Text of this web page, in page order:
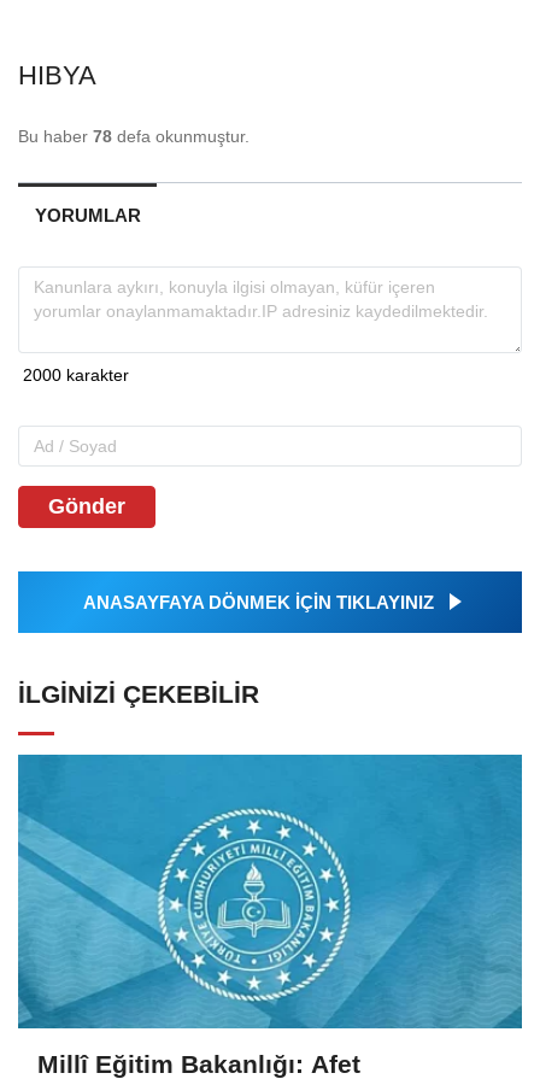
HIBYA
Bu haber 78 defa okunmuştur.
YORUMLAR
Gönder
ANASAYFAYA DÖNMEK İÇİN TIKLAYINIZ
İLGINIZI ÇEKEBILIR
Millî Eğitim Bakanlığı: Afet